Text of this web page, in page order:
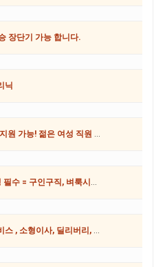
장단기 가능 합니다.
닉
가능! 젊은 여성 직원 모집✨
벼룩시장, 과외, 자동차매매게시판 등
, 호주 최저가 포멧 후 윈도우설치 수리★★